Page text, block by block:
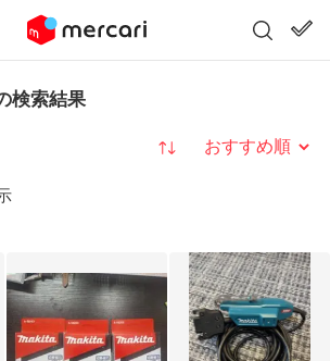
検索結果
並び替え